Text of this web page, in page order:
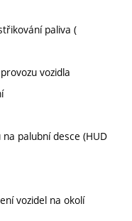
paliva (
vozidla
palubní desce (HUD
vozidel na okolí